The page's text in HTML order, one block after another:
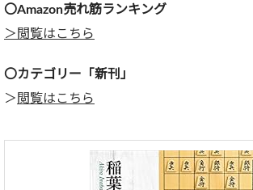
〇Amazon売れ筋ランキング
＞閲覧はこちら
〇カテゴリー「新刊」
＞ 閲覧はこちら